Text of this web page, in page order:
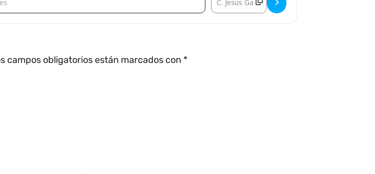
campos obligatorios están marcados con *